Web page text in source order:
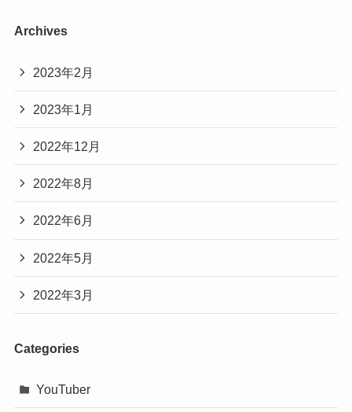
Archives
2023年2月
2023年1月
2022年12月
2022年8月
2022年6月
2022年5月
2022年3月
Categories
YouTuber